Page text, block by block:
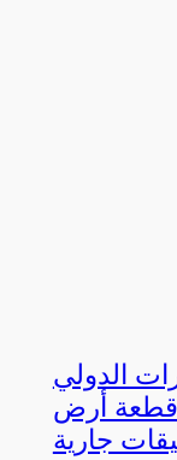
الدولي
قطعة أرض
جارية